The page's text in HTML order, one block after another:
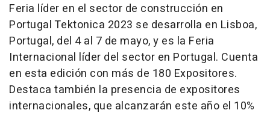
Feria líder en el sector de construcción en
Portugal Tektonica 2023 se desarrolla en Lisboa,
Portugal, del 4 al 7 de mayo, y es la Feria
Internacional líder del sector en Portugal. Cuenta
en esta edición con más de 180 Expositores.
Destaca también la presencia de expositores
internacionales, que alcanzarán este año el 10%